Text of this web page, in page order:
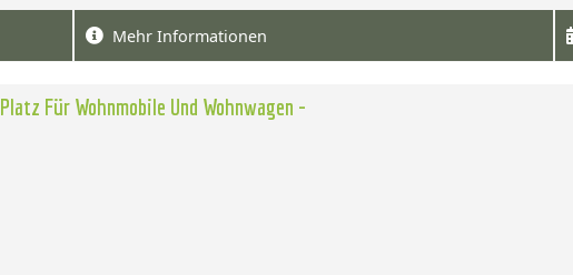
Mehr Informationen
Platz Für Wohnmobile Und Wohnwagen -